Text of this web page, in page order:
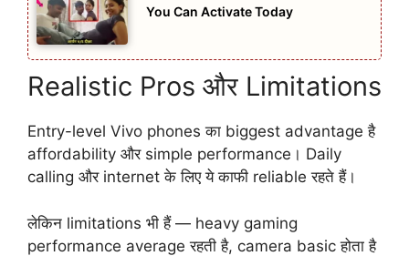
You Can Activate Today
Realistic Pros और Limitations
Entry-level Vivo phones का biggest advantage है
affordability और simple performance। Daily
calling और internet के लिए ये काफी reliable रहते हैं।
लेकिन limitations भी हैं — heavy gaming
performance average रहती है, camera basic होता है